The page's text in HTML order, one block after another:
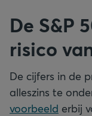
De S&P
risico
De cijfers in de
alleszins te
voorbeeld erbij